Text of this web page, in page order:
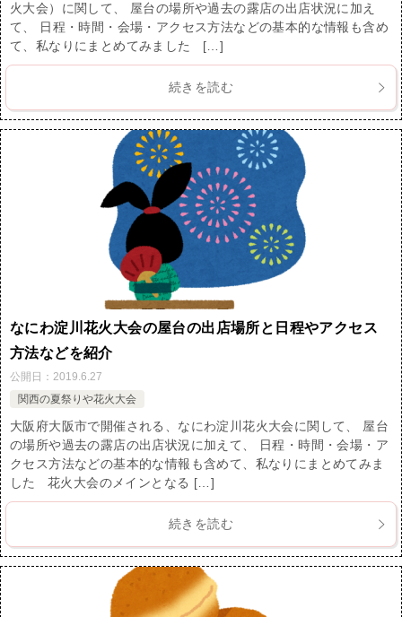
火大会）に関して、 屋台の場所や過去の露店の出店状況に加え
て、 日程・時間・会場・アクセス方法などの基本的な情報も含め
て、私なりにまとめてみました […]
続きを読む
なにわ淀川花火大会の屋台の出店場所と日程やアクセス
方法などを紹介
公開日： 2019.6.27
関西の夏祭りや花火大会
大阪府大阪市で開催される、なにわ淀川花火大会に関して、 屋台
の場所や過去の露店の出店状況に加えて、 日程・時間・会場・ア
クセス方法などの基本的な情報も含めて、私なりにまとめてみま
した 花火大会のメインとなる […]
続きを読む